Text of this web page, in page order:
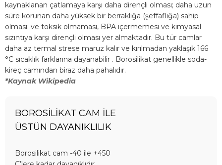
kaynaklanan çatlamaya karşı daha dirençli olması; daha uzun
süre korunan daha yüksek bir berraklığa (şeffaflığa) sahip
olması; ve toksik olmaması, BPA içermemesi ve kimyasal
sızıntıya karşı dirençli olması yer almaktadır. Bu tür camlar
daha az termal strese maruz kalır ve kırılmadan yaklaşık 166
°C sıcaklık farklarına dayanabilir . Borosilikat genellikle soda-
kireç camından biraz daha pahalıdır.
*Kaynak Wikipedia
BOROSİLİKAT CAM İLE
ÜSTÜN DAYANIKLILIK
Borosilikat cam -40 ile +450